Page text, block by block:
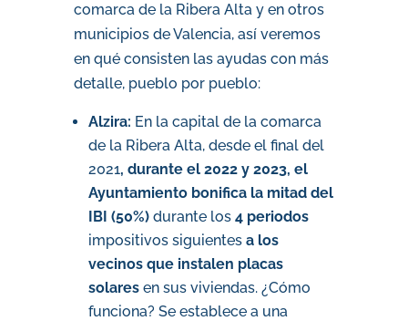
comarca de la Ribera Alta y en otros
municipios de Valencia, así veremos
en qué consisten las ayudas con más
detalle, pueblo por pueblo:
Alzira: En la capital de la comarca
de la Ribera Alta, desde el final del
2021, durante el 2022 y 2023, el
Ayuntamiento bonifica la mitad del
IBI (50%) durante los 4 periodos
impositivos siguientes a los
vecinos que instalen placas
solaresen sus viviendas. ¿Cómo
funciona? Se establece a una